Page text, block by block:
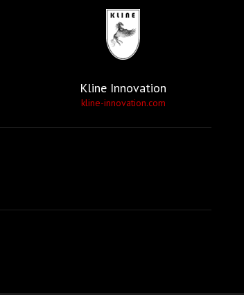
Kline Innovation
kline-innovation.com